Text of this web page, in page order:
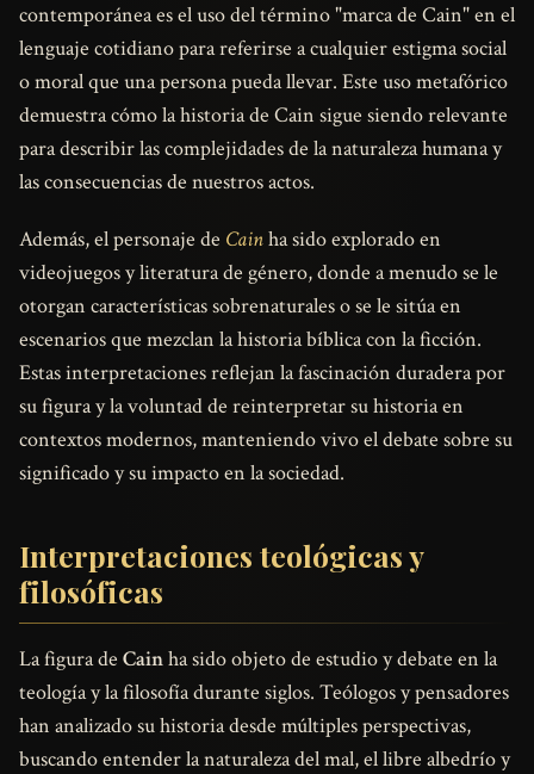
contemporánea es el uso del término "marca de Cain" en el
lenguaje cotidiano para referirse a cualquier estigma social
o moral que una persona pueda llevar. Este uso metafórico
demuestra cómo la historia de Cain sigue siendo relevante
para describir las complejidades de la naturaleza humana y
las consecuencias de nuestros actos.
Además, el personaje de Cainha sido explorado en
videojuegos y literatura de género, donde a menudo se le
otorgan características sobrenaturales o se le sitúa en
escenarios que mezclan la historia bíblica con la ficción.
Estas interpretaciones reflejan la fascinación duradera por
su figura y la voluntad de reinterpretar su historia en
contextos modernos, manteniendo vivo el debate sobre su
significado y su impacto en la sociedad.
Interpretaciones teológicas y
filosóficas
La figura de Cainha sido objeto de estudio y debate en la
teología y la filosofía durante siglos. Teólogos y pensadores
han analizado su historia desde múltiples perspectivas,
buscando entender la naturaleza del mal, el libre albedrío y